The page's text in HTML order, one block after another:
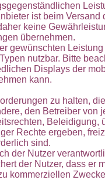
ist beim Versand
keine
übernehmen.
gewünschten
nutzbar. Bitte
Displays der
kann.
zu halten,
den Betreiber von
Beleidigung,
Rechte ergeben,
sind.
der Nutzer
der Nutzer, dass er
kommerziellen